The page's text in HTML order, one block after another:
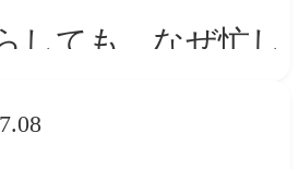
しても、なぜ忙し